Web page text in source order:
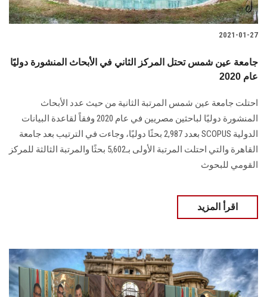
2021-01-27
جامعة عين شمس تحتل المركز الثاني في الأبحاث المنشورة دوليًا
عام 2020
احتلت جامعة عين شمس المرتبة الثانية من حيث عدد الأبحاث
المنشورة دوليًا لباحثين مصريين في عام 2020 وفقاً لقاعدة البيانات
الدولية SCOPUS بعدد 2,987 بحثًا دوليًا، وجاءت في الترتيب بعد جامعة
القاهرة والتي احتلت المرتبة الأولى بـ5,602 بحثًا والمرتبة الثالثة للمركز
القومي للبحوث
اقرأ المزيد